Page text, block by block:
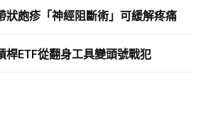
狀皰疹「神經阻斷術」可緩解疼痛
桿ETF從翻身工具變頭號戰犯